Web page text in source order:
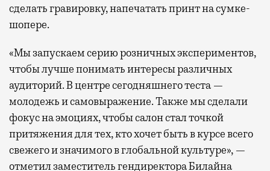
сделать гравировку, напечатать принт на сумке-
шопере.
«Мы запускаем серию розничных экспериментов,
чтобы лучше понимать интересы различных
аудиторий. В центре сегодняшнего теста —
молодежь и самовыражение. Также мы сделали
фокус на эмоциях, чтобы салон стал точкой
притяжения для тех, кто хочет быть в курсе всего
свежего и значимого в глобальной культуре», —
отметил заместитель гендиректора Билайна